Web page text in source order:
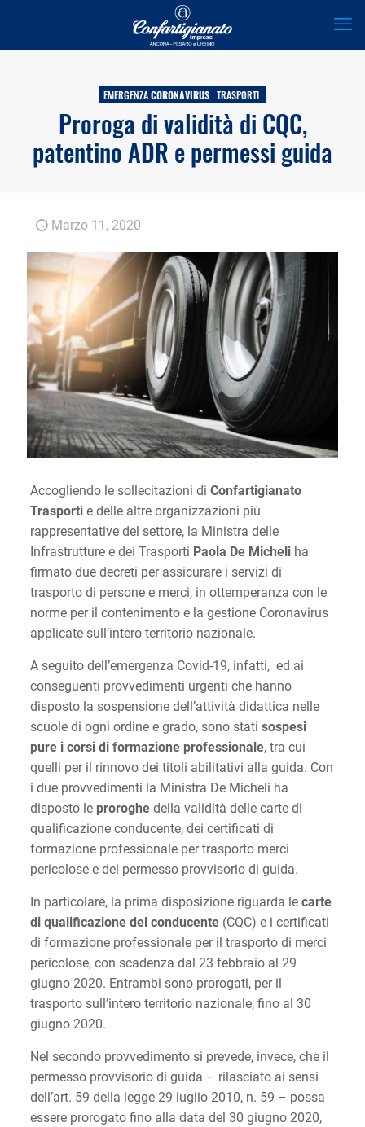
EMERGENZACORONAVIRUS TRASPORTI
Proroga di validità di CQC,
patentino ADR e permessi guida
Marzo 11, 2020
Accogliendo le sollecitazioni di Confartigianato
Trasportie delle altre organizzazioni più
rappresentative del settore, la Ministra delle
Infrastrutture e dei Trasporti Paola De Micheliha
firmato due decreti per assicurare i servizi di
trasporto di persone e merci, in ottemperanza con le
norme per il contenimento e la gestione Coronavirus
applicate sull’intero territorio nazionale.
A seguito dell’emergenza Covid-19, infatti, ed ai
conseguenti provvedimenti urgenti che hanno
disposto la sospensione dell’attività didattica nelle
scuole di ogni ordine e grado, sono stati sospesi
pure i corsi di formazione professionale, tra cui
quelli per il rinnovo dei titoli abilitativi alla guida. Con
i due provvedimenti la Ministra De Micheli ha
disposto le proroghedella validità delle carte di
qualificazione conducente, dei certificati di
formazione professionale per trasporto merci
pericolose e del permesso provvisorio di guida.
In particolare, la prima disposizione riguarda le carte
di qualificazione del conducente(CQC) e i certificati
di formazione professionale per il trasporto di merci
pericolose, con scadenza dal 23 febbraio al 29
giugno 2020. Entrambi sono prorogati, per il
trasporto sull’intero territorio nazionale, fino al 30
giugno 2020.
Nel secondo provvedimento si prevede, invece, che il
permesso provvisorio di guida – rilasciato ai sensi
dell’art. 59 della legge 29 luglio 2010, n. 59 – possa
essere prorogato fino alla data del 30 giugno 2020,